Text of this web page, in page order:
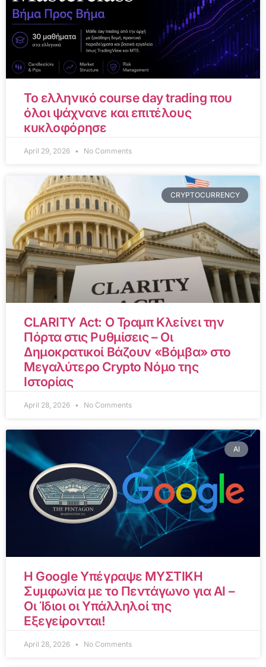
Το ελληνικό course day trading που
όλοι ψάχνανε και επιτέλους
κυκλοφόρησε
April 29, 2026 No Comments
CRYPTOCURRENCY
CLARITY Act: Ο Τραμπ Κλείνει την
Πόρτα στις Ρυθμίσεις – Οι
Δημοκρατικοί Βάζουν «Βόμβα» στο
Μεγαλύτερο Crypto Νόμο της
Ιστορίας
April 28, 2026 No Comments
AI
Η Google Υπέγραψε ΜΥΣΤΙΚΗ
Συμφωνία με το Πεντάγωνο για AI –
Οι Ίδιοι οι Υπάλληλοί της
Εξεγείρονται!
April 28, 2026 No Comments